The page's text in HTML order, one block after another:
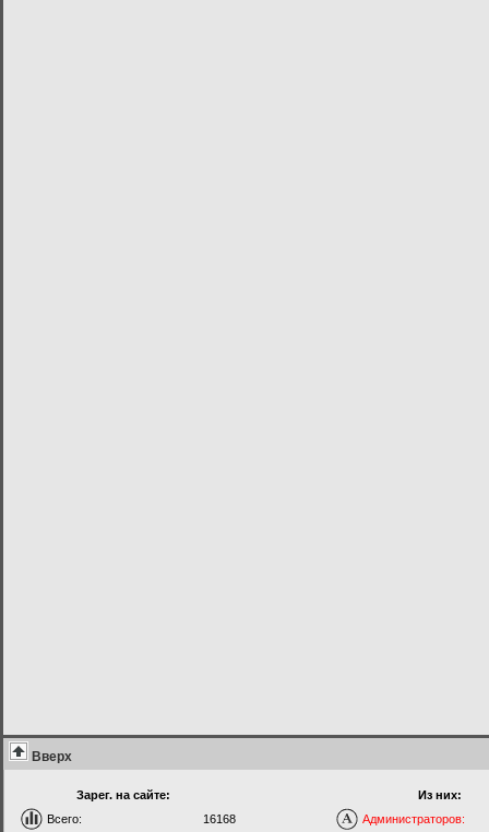
Вверх
Зарег. на сайте:
Всего:
16168
Из них:
Администраторов: